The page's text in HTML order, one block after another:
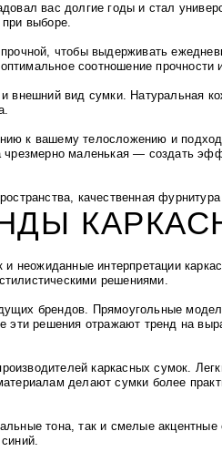
вас долгие годы и стал
выборе.
чтобы выдерживать
соотношение прочности
внешний вид сумки. Натуральная
к вашему телосложению и
маленькая — создать
качественная
и неожиданные интерпретации
решениями.
брендов. Прямоугольные
эти решения отражают тренд на
каркасных сумок.
делают сумки более
тона, так и смелые акцентные